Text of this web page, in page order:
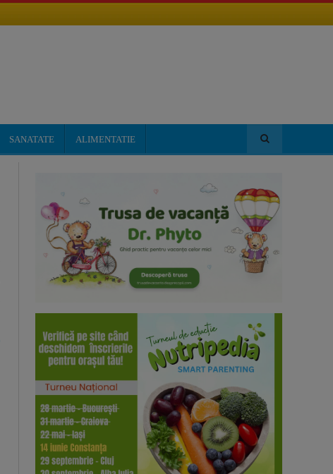
SANATATE ALIMENTATIE